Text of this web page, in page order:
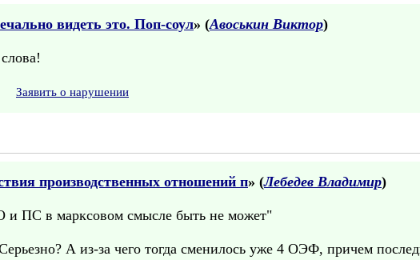
видеть это. Поп-соул» (Авоськин Виктор)
Заявить о нарушении
производственных отношений п» (Лебедев Владимир)
и ПС в марксовом смысле быть не может"
А из-за чего тогда сменилось уже 4 ОЭФ, причем